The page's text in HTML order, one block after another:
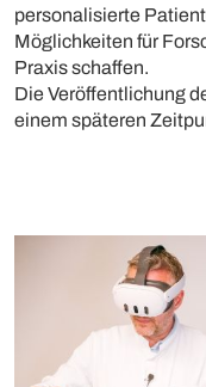
personalisierte
Möglichkeiten für
Praxis schaffen.
Die Veröffentlichung
einem späteren